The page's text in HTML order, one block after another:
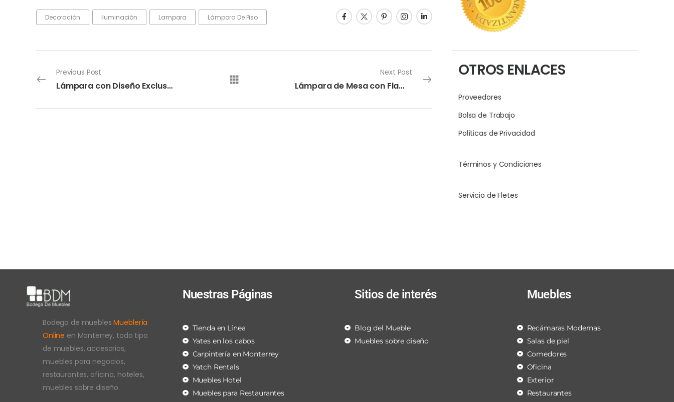
OTROS ENLACES
Proveedores
Bolsa de Trabajo
Políticas de Privacidad
Términos y Condiciones
Servicio de Fletes
Decoración Iluminación Lampara Lámpara De Piso
Previous Post
Lámpara con Diseño Exclusivo en la Base Soft Light
Next Post
Lámpara de Mesa con Flama en la Base Soft Light
Bodega de mueblesMueblería
Online en Monterrey, todo tipo
de muebles, accesorios,
muebles para negocios,
restaurantes, oficina, hoteles,
muebles sobre diseño.
Nuestras Páginas
Tienda en Línea
Yates en los cabos
Carpintería en Monterrey
Yatch Rentals
Muebles Hotel
Muebles para Restaurantes
Sitios de interés
Blog del Mueble
Muebles sobre diseño
Muebles
Recámaras Modernas
Salas de piel
Comedores
Oficina
Exterior
Restaurantes